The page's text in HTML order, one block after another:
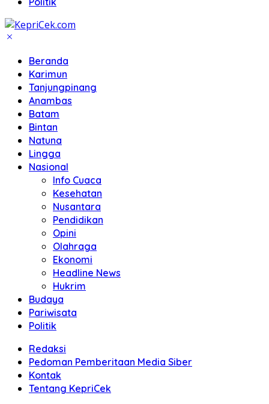
Beranda
Karimun
Tanjungpinang
Anambas
Batam
Bintan
Natuna
Lingga
Nasional
Info Cuaca
Kesehatan
Nusantara
Pendidikan
Opini
Olahraga
Ekonomi
Headline News
Hukrim
Budaya
Pariwisata
Politik
Redaksi
Pedoman Pemberitaan Media Siber
Kontak
Tentang KepriCek